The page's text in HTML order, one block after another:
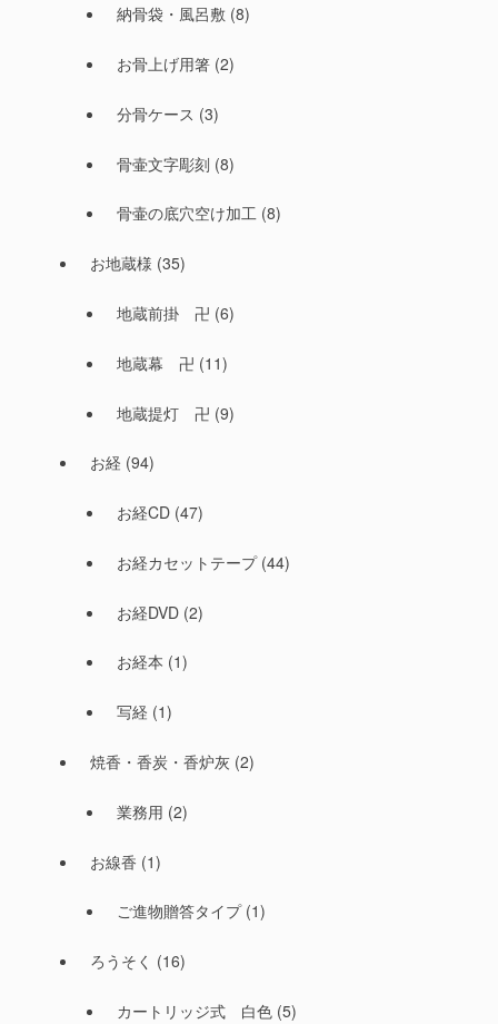
納骨袋・風呂敷(8)
お骨上げ用箸(2)
分骨ケース (3)
骨壷文字彫刻 (8)
骨壷の底穴空け加工(8)
お地蔵様 (35)
地蔵前掛 卍 (6)
地蔵幕 卍 (11)
地蔵提灯 卍 (9)
お経 (94)
お経CD(47)
お経カセットテープ(44)
お経DVD(2)
お経本 (1)
写経 (1)
焼香・香炭・香炉灰 (2)
業務用 (2)
お線香 (1)
ご進物贈答タイプ(1)
ろうそく (16)
カートリッジ式 白色(5)